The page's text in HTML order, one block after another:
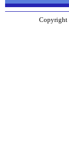
Copyright